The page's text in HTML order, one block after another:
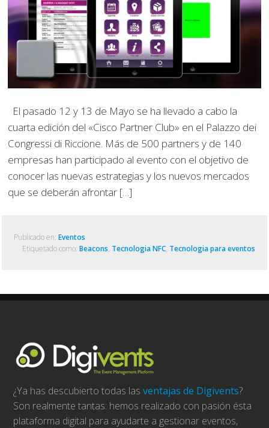
El pasado 12 y 13 de Mayo se ha llevado a cabo la
cuarta edición del «Cisco Partner Club» en el Palazzo dei
Congressi di Riccione. Más de 500 partners y de 140
empresas han participado al evento con el objetivo de
conocer las nuevas estrategias y los nuevos mercados
que se deberán afrontar […]
Publicado en: Eventos
Etiquetado como: Beacons, Tecnologia NFC, Tecnologia para eventos
¿Ya has descubierto todas lasventajas de Digivents?
Son realmente tantas: hemos realizado con pasión ésta
plataforma digital para ayudarte a gestionar eventos,